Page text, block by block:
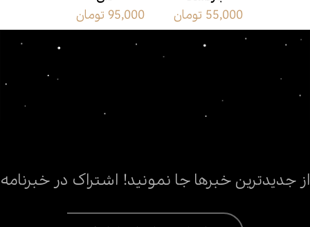
55,000 تومان 95,000 تومان
از جدیدترین خبرها جا نمونید! اشتراک در خبرنامه